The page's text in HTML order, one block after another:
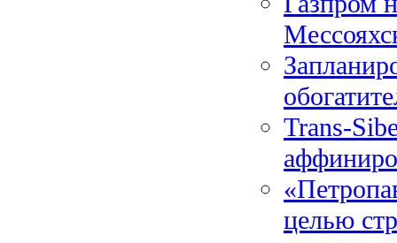
Trans-
целью